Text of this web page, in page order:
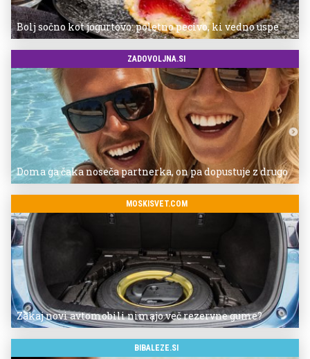
Bolj sočno kot jogurtovo: poletno pecivo, ki vedno uspe
ZADOVOLJNA.SI
Doma ga čaka noseča partnerka, on pa dopustuje z drugo
MOSKISVET.COM
Zakaj novi avtomobili nimajo več rezervne gume?
BIBALEZE.SI